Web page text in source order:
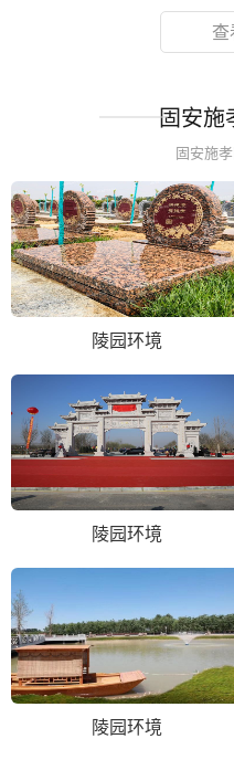
固安施
固安施
陵园环境
陵园环境
陵园环境